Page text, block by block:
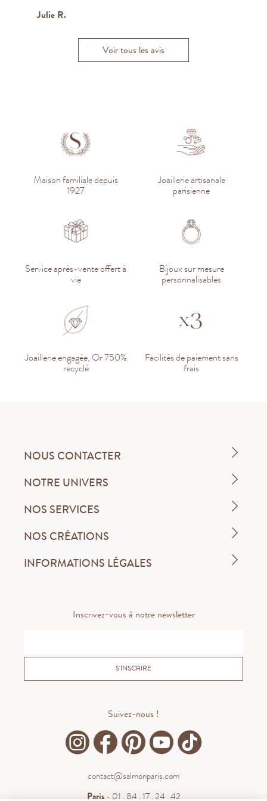
Julie R.
Catherine SP.
Hugo W.
Bertrand W.
Voir tous les avis
Maison familiale depuis
1927
Joaillerie artisanale
parisienne
Service après-vente offert à
vie
Bijoux sur mesure
personnalisables
Joaillerie engagée, Or 750%
recyclé
Facilités de paiement sans
frais
NOUS CONTACTER
NOTRE UNIVERS
NOS SERVICES
NOS CRÉATIONS
INFORMATIONS LÉGALES
Inscrivez-vous à notre newsletter
S'INSCRIRE
Suivez-nous !
contact@salmonparis.com
Paris- 01 . 84 . 17 . 24 . 42